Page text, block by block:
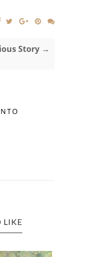
Story →
LIKE